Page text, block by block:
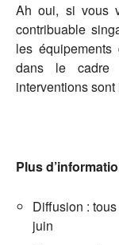
Ah oui, si vous
contribuable
les
dans le cadre
interventions
Plus
Diffusion :
juin